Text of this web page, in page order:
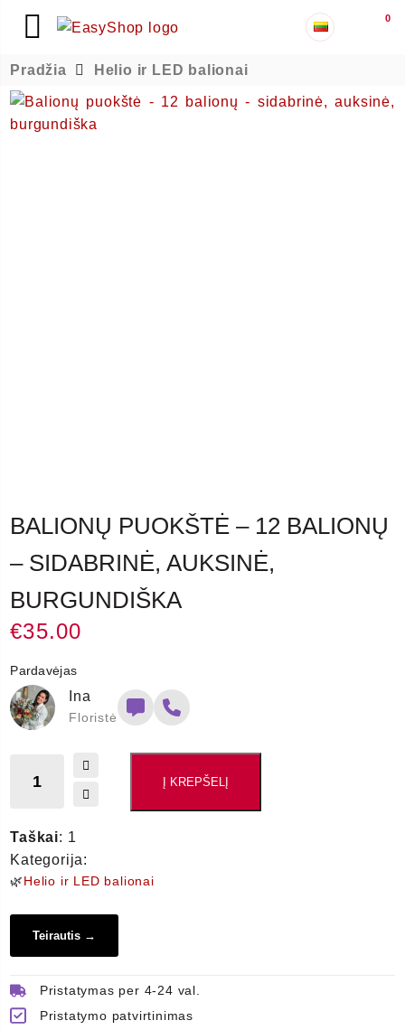
0
Pradžia Helio ir LED balionai
BALIONŲ PUOKŠTĖ – 12 BALIONŲ
– SIDABRINĖ, AUKSINĖ,
BURGUNDIŠKA
€35.00
Pardavėjas
Ina
Floristė
produkto
Balionų
puokštė
-
balionų
auksinė,
burgundiška
Į KREPŠELĮ
Taškai: 1
Kategorija:
🌿Helio ir LED balionai
Teirautis →
Pristatymas per 4-24 val.
Pristatymo patvirtinimas